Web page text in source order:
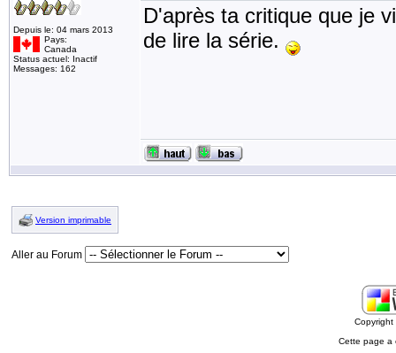
Depuis le: 04 mars 2013
Pays:
Canada
Status actuel: Inactif
Messages: 162
D'après ta critique que je
de lire la série.
Version imprimable
Aller au Forum
Cette page a